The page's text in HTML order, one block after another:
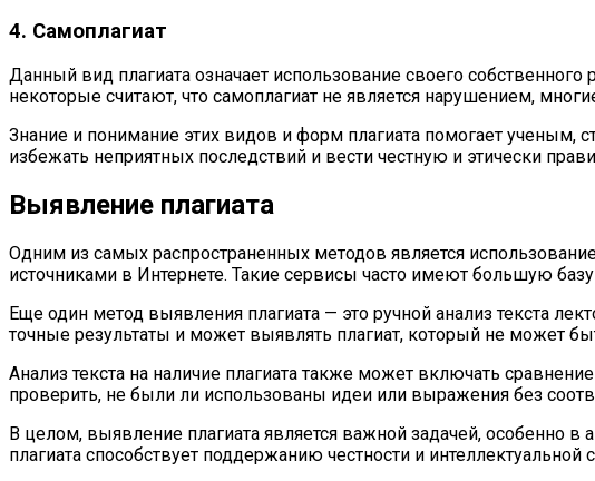
4. Самоплагиат
Данный вид плагиата означает использование своего
некоторые считают, что самоплагиат не является нарушением,
Знание и понимание этих видов и форм плагиата помогает ученым,
избежать неприятных последствий и вести честную и этически
Выявление плагиата
Одним из самых распространенных методов является
источниками в Интернете. Такие сервисы часто имеют большую
Еще один метод выявления плагиата — это ручной анализ текста
точные результаты и может выявлять плагиат, который не может
Анализ текста на наличие плагиата также может включать
проверить, не были ли использованы идеи или выражения без
В целом, выявление плагиата является важной задачей, особенно
плагиата способствует поддержанию честности и